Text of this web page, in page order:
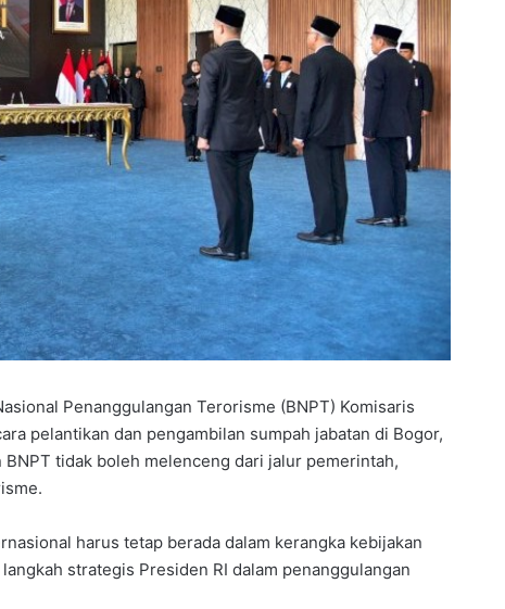
Penanggulangan Terorisme (BNPT) Komisaris
pelantikan dan pengambilan sumpah jabatan di Bogor,
tidak boleh melenceng dari jalur pemerintah,
harus tetap berada dalam kerangka kebijakan
strategis Presiden RI dalam penanggulangan